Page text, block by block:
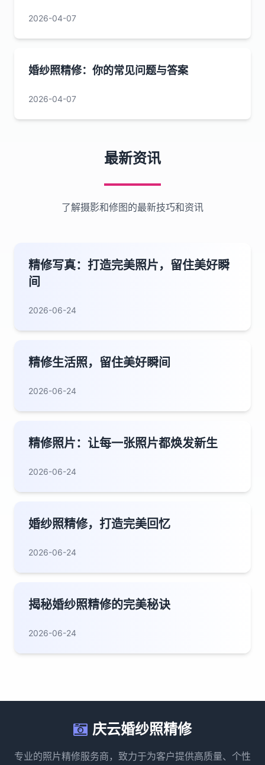
2026-04-07
婚纱照精修：你的常见问题与答案
2026-04-07
最新资讯
了解摄影和修图的最新技巧和资讯
精修写真：打造完美照片，留住美好瞬
间
2026-06-24
精修生活照，留住美好瞬间
2026-06-24
精修照片：让每一张照片都焕发新生
2026-06-24
婚纱照精修，打造完美回忆
2026-06-24
揭秘婚纱照精修的完美秘诀
2026-06-24
庆云婚纱照精修
专业的照片精修服务商，致力于为客户提供高质量、个性